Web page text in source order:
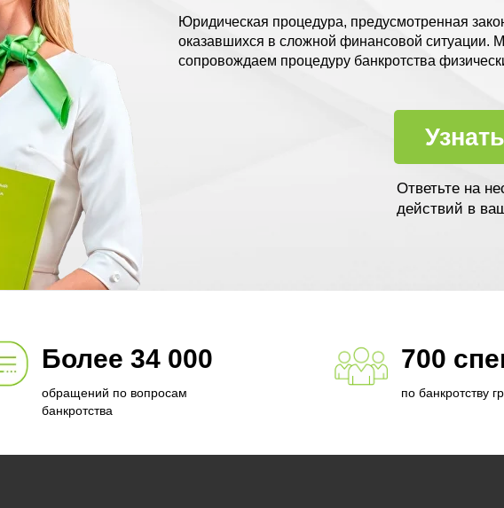
Юридическая процедура, предусмотренная
оказавшихся в сложной финансовой ситуации.
сопровождаем процедуру банкротства
Ответьте на
действий в
обращений по вопросам
банкротства
Более 34 000
по банкротству
700